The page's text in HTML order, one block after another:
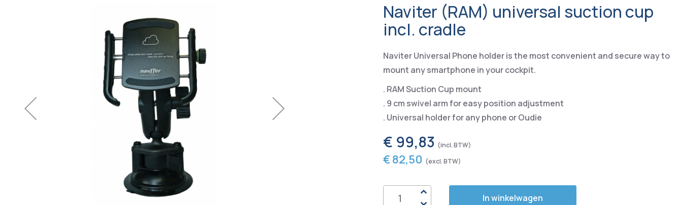
Naviter (RAM) universal suction cup
incl. cradle
Naviter Universal Phone holder is the most convenient and secure way to
mount any smartphone in your cockpit.
. RAM Suction Cup mount
. 9 cm swivel arm for easy position adjustment
. Universal holder for any phone or Oudie
€ 99,83
€ 82,50
In winkelwagen